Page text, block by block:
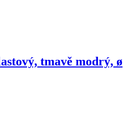
tmavě modrý, ø